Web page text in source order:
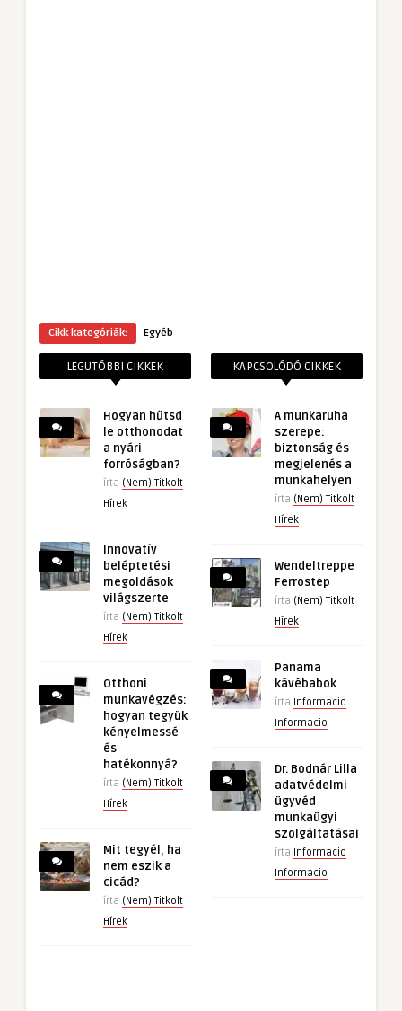
Cikk kategóriák: Egyéb
LEGUTÓBBI CIKKEK
Hogyan hűtsd
le otthonodat
a nyári
forróságban?
írta (Nem) Titkolt
Hírek
Innovatív
beléptetési
megoldások
világszerte
írta (Nem) Titkolt
Hírek
Otthoni
munkavégzés:
hogyan tegyük
kényelmessé
és
hatékonnyá?
írta (Nem) Titkolt
Hírek
Mit tegyél, ha
nem eszik a
cicád?
írta (Nem) Titkolt
Hírek
KAPCSOLÓDÓ CIKKEK
A munkaruha
szerepe:
biztonság és
megjelenés a
munkahelyen
írta (Nem) Titkolt
Hírek
Wendeltreppe
Ferrostep
írta (Nem) Titkolt
Hírek
Panama
kávébabok
írta Informacio
Informacio
Dr. Bodnár Lilla
adatvédelmi
ügyvéd
munkaügyi
szolgáltatásai
írta Informacio
Informacio